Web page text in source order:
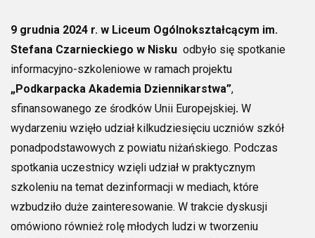
9 grudnia 2024 r. w Liceum Ogólnokształcącym im.
Stefana Czarnieckiego w Nisku odbyło się spotkanie
informacyjno-szkoleniowe w ramach projektu
„Podkarpacka Akademia Dziennikarstwa”,
sfinansowanego ze środków Unii Europejskiej. W
wydarzeniu wzięło udział kilkudziesięciu uczniów szkół
ponadpodstawowych z powiatu niżańskiego. Podczas
spotkania uczestnicy wzięli udział w praktycznym
szkoleniu na temat dezinformacji w mediach, które
wzbudziło duże zainteresowanie. W trakcie dyskusji
omówiono również rolę młodych ludzi w tworzeniu